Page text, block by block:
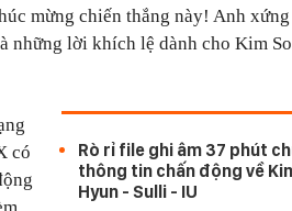
mừng chiến thắng này! Anh xứng
những lời khích lệ dành cho Kim
Rò rỉ file ghi âm 37 phút
thông tin chấn động về
Hyun - Sulli - IU
có